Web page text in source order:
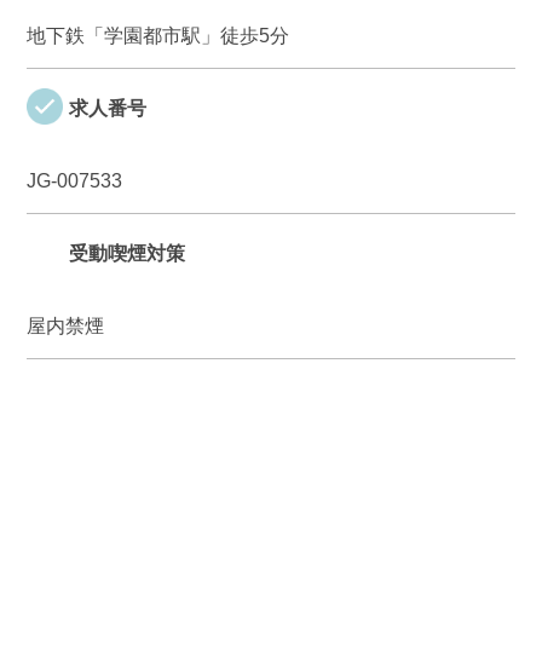
地下鉄「学園都市駅」徒歩5分
求人番号
JG-007533
受動喫煙対策
屋内禁煙